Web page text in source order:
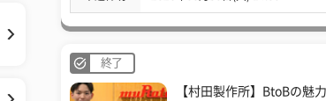
終了
【村田製作所】BtoBの魅